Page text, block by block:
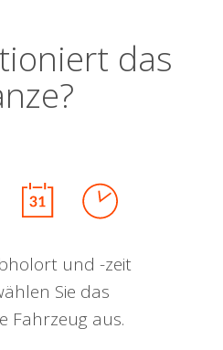
das
und -zeit
Sie das
Fahrzeug aus.